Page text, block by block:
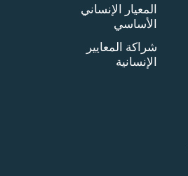
المعيار الإنساني
الأساسي
شراكة المعايير
الإنسانية